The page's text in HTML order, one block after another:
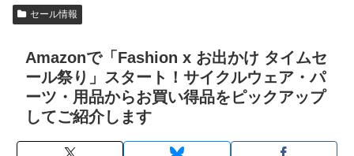
セール情報
Amazonで「Fashion x お出かけ タイムセ
ール祭り」スタート！サイクルウェア・パ
ーツ・用品からお買い得品をピックアップ
してご紹介します